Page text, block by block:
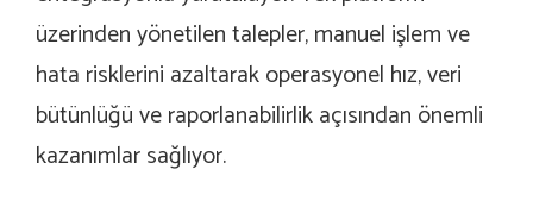
üzerinden yönetilen talepler, manuel işlem ve
hata risklerini azaltarak operasyonel hız, veri
bütünlüğü ve raporlanabilirlik açısından önemli
kazanımlar sağlıyor.